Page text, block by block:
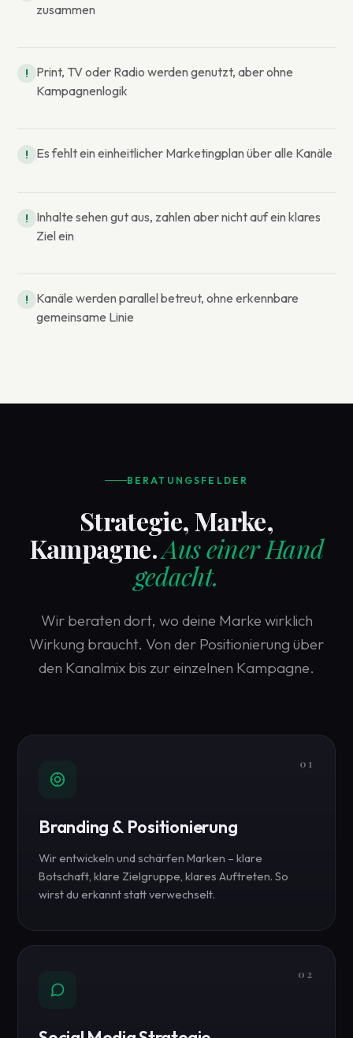
zusammen
!
Print, TV oder Radio werden genutzt, aber ohne
Kampagnenlogik
! Es fehlt ein einheitlicher Marketingplan über alle Kanäle
!
Inhalte sehen gut aus, zahlen aber nicht auf ein klares
Ziel ein
!
Kanäle werden parallel betreut, ohne erkennbare
gemeinsame Linie
BERATUNGSFELDER
Strategie, Marke,
Kampagne.Aus einer Hand
gedacht.
Wir beraten dort, wo deine Marke wirklich
Wirkung braucht. Von der Positionierung über
den Kanalmix bis zur einzelnen Kampagne.
01
Branding & Positionierung
Wir entwickeln und schärfen Marken – klare
Botschaft, klare Zielgruppe, klares Auftreten. So
wirst du erkannt statt verwechselt.
02